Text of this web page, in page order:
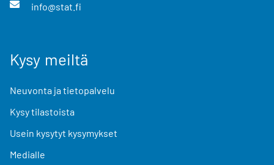
info@stat.fi
Kysy meiltä
Neuvonta ja tietopalvelu
Kysy tilastoista
Usein kysytyt kysymykset
Medialle